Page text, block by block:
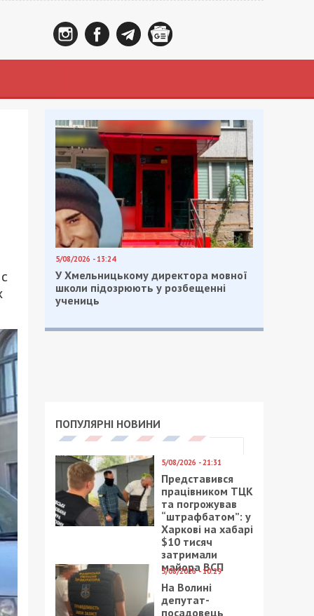
5/08/2026 - 13:24
У Хмельницькому директора мовної
школи підозрюють у розбещенні
учениць
ПОПУЛЯРНІ НОВИНИ
5/08/2026 - 21:31
Представився
працівником ТЦК
та погрожував
“штрафбатом”: у
Харкові на хабарі
$10 тисяч
затримали
майора ВСП
5/08/2026 - 10:29
На Волині
депутат-
посадовець